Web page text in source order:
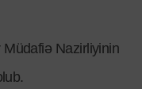
Nazirliyinin